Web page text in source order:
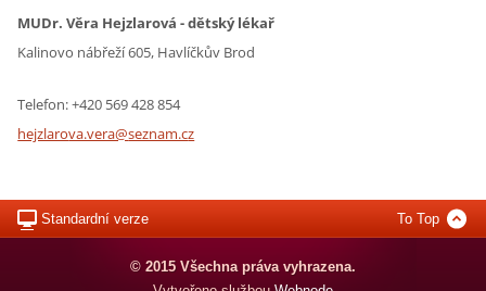
MUDr. Věra Hejzlarová - dětský lékař
Kalinovo nábřeží 605, Havlíčkův Brod
Telefon: +420 569 428 854
hejzlarova.vera@seznam.cz
Standardní verze To Top
© 2015 Všechna práva vyhrazena.